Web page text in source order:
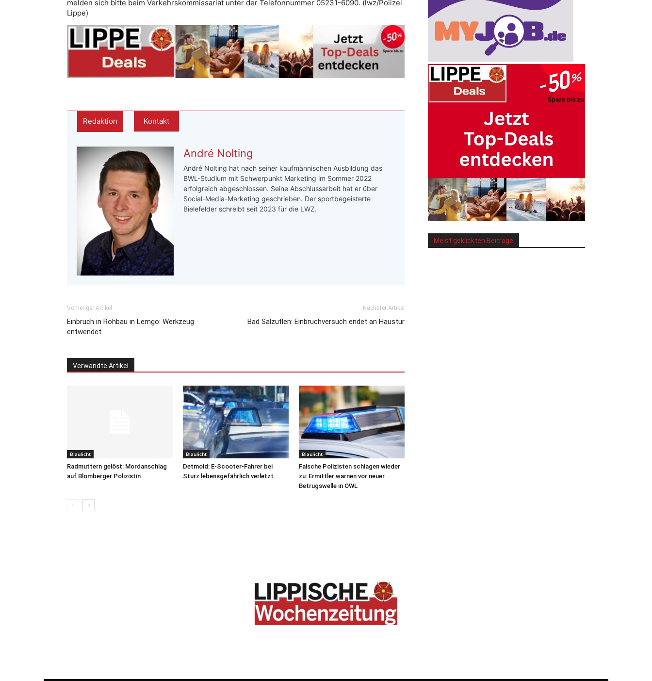
melden sich bitte beim Verkehrskommissariat unter der Telefonnummer 05231-6090. (lwz/Polizei
Lippe)
Redaktion Kontakt
André Nolting
André Nolting hat nach seiner kaufmännischen Ausbildung das
BWL-Studium mit Schwerpunkt Marketing im Sommer 2022
erfolgreich abgeschlossen. Seine Abschlussarbeit hat er über
Social-Media-Marketing geschrieben. Der sportbegeisterte
Bielefelder schreibt seit 2023 für die LWZ.
Vorheriger Artikel
Einbruch in Rohbau in Lemgo: Werkzeug
entwendet
Nächster Artikel
Bad Salzuflen: Einbruchversuch endet an Haustür
Verwandte Artikel
Blaulicht
Radmuttern gelöst: Mordanschlag
auf Blomberger Polizistin
Blaulicht
Detmold: E-Scooter-Fahrer bei
Sturz lebensgefährlich verletzt
Blaulicht
Falsche Polizisten schlagen wieder
zu: Ermittler warnen vor neuer
Betrugswelle in OWL
Meist geklickten Beiträge